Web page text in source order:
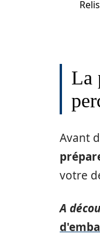
La
Avant
votre
A